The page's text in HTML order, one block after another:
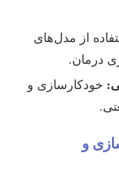
از مدل‌های
درمان.
خودکارسازی و
و